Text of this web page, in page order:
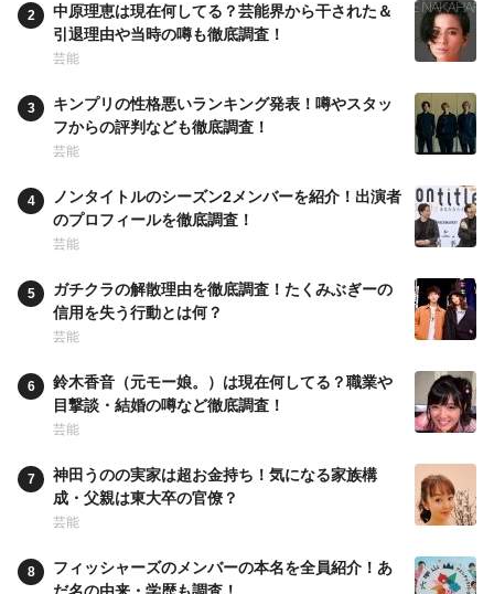
中原理恵は現在何してる？芸能界から干された＆
引退理由や当時の噂も徹底調査！
芸能
キンプリの性格悪いランキング発表！噂やスタッ
フからの評判なども徹底調査！
芸能
ノンタイトルのシーズン2メンバーを紹介！出演者
のプロフィールを徹底調査！
芸能
ガチクラの解散理由を徹底調査！たくみぶぎーの
信用を失う行動とは何？
芸能
鈴木香音（元モー娘。）は現在何してる？職業や
目撃談・結婚の噂など徹底調査！
芸能
神田うのの実家は超お金持ち！気になる家族構
成・父親は東大卒の官僚？
芸能
フィッシャーズのメンバーの本名を全員紹介！あ